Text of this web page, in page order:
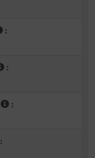
:
:
:
: